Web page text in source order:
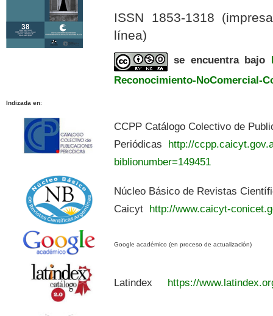
ISSN 1853-1318
línea)
se encuentra bajo
Reconocimiento-NoComercial-
Indizada en:
CCPP Catálogo Colectivo de
Periódicas http://
biblionumber=149451
Núcleo Básico de Revistas
Caicyt http://www.caicyt-
Google académico (en proceso de actualización)
Latindex https://